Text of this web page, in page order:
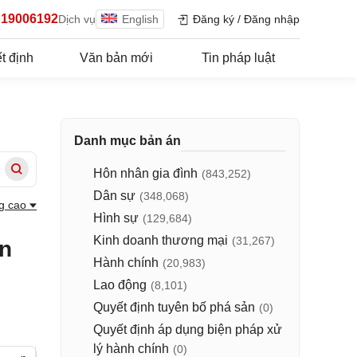
19006192Dịch vụ English Đăng ký / Đăng nhập
định Văn bản mới Tin pháp luật
cao
Danh mục bản án
Hôn nhân gia đình (843,252)
Dân sự (348,068)
Hình sự (129,684)
Kinh doanh thương mại (31,267)
Hành chính (20,983)
Lao động (8,101)
Quyết định tuyên bố phá sản (0)
Quyết định áp dụng biện pháp xử
lý hành chính (0)